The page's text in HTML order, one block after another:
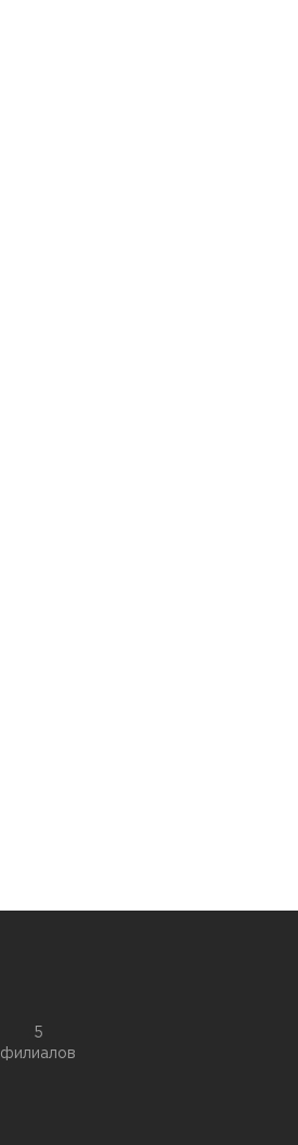
5
филиалов